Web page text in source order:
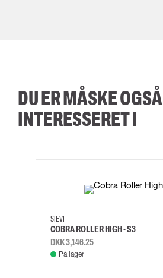
DU ER MÅSKE OGSÅ
INTERESSERET I
38
SIEVI
COBRA ROLLER HIGH - S3
DKK 3,146.25
På lager